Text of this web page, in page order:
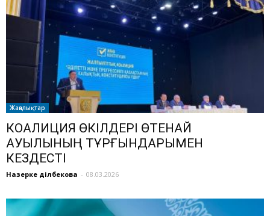
Жаңалықтар
КОАЛИЦИЯ ӨКІЛДЕРІ ӨТЕНАЙ
АУЫЛЫНЫҢ ТҰРҒЫНДАРЫМЕН
КЕЗДЕСТІ
Назерке Әділбекова - 08.03.2026